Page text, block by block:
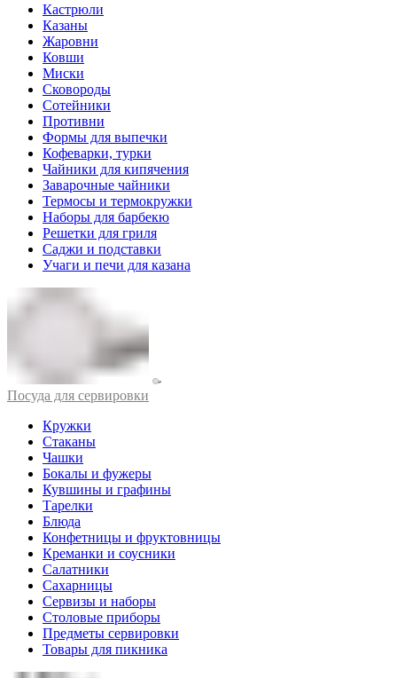
Кастрюли
Казаны
Жаровни
Ковши
Миски
Сковороды
Сотейники
Противни
Формы для выпечки
Кофеварки, турки
Чайники для кипячения
Заварочные чайники
Термосы и термокружки
Наборы для барбекю
Решетки для гриля
Саджи и подставки
Учаги и печи для казана
Посуда для сервировки
Кружки
Стаканы
Чашки
Бокалы и фужеры
Кувшины и графины
Тарелки
Блюда
Конфетницы и фруктовницы
Креманки и соусники
Салатники
Сахарницы
Сервизы и наборы
Столовые приборы
Предметы сервировки
Товары для пикника